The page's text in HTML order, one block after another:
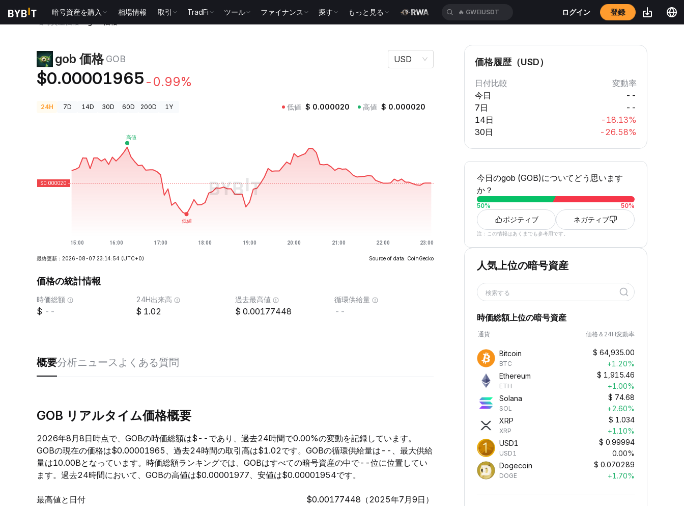
暗号資産を購入 相場情報 取引 TradFi ツール ファイナンス 探す もっと見る 🔥 GWEIUSDT ログイン 登録
gob 価格 GOB
$0.00001965 -0.99%
USD
24H 7D 14D 30D 60D 200D 1Y 低値 $ 0.000020 高値 $ 0.000020
最終更新：2026-08-07 23:14:54 (UTC+0) Source of data: CoinGecko
価格の統計情報
時価総額
--
24H出来高
1.02
過去最高値
0.00177448
循環供給量
--
概要分析ニュースよくある質問
GOB リアルタイム価格概要
2026年8月8日時点で、GOBの時価総額は$--であり、過去24時間で0.00%の変動を記録しています。
GOBの現在の価格は$0.00001965、過去24時間の取引高は$1.02です。GOBの循環供給量は--、最大供給
量は10.00Bとなっています。時価総額ランキングでは、GOBはすべての暗号資産の中で--位に位置してい
ます。過去24時間において、GOBの高値は$0.00001977、安値は$0.00001954です。
最高値と日付
$0.00177448（2025年7月9日）
価格履歴（USD）
日付比較
変動率
今日
--
7日
--
14日
-18.13%
30日
-26.58%
今日のgob (GOB)についてどう思います
か？
50% 50%
ポジティブ ネガティブ
注：この情報はあくまでも参考用です。
人気上位の暗号資産
検索する
時価総額上位の暗号資産
通貨 価格＆24H変動率
Bitcoin
BTC
$ 64,935.00
+1.20%
Ethereum
ETH
$ 1,915.46
+1.00%
Solana
SOL
$ 74.68
+2.60%
XRP
XRP
$ 1.034
+1.10%
USD1
USD1
$ 0.99994
0.00%
Dogecoin
DOGE
$ 0.070289
+1.70%